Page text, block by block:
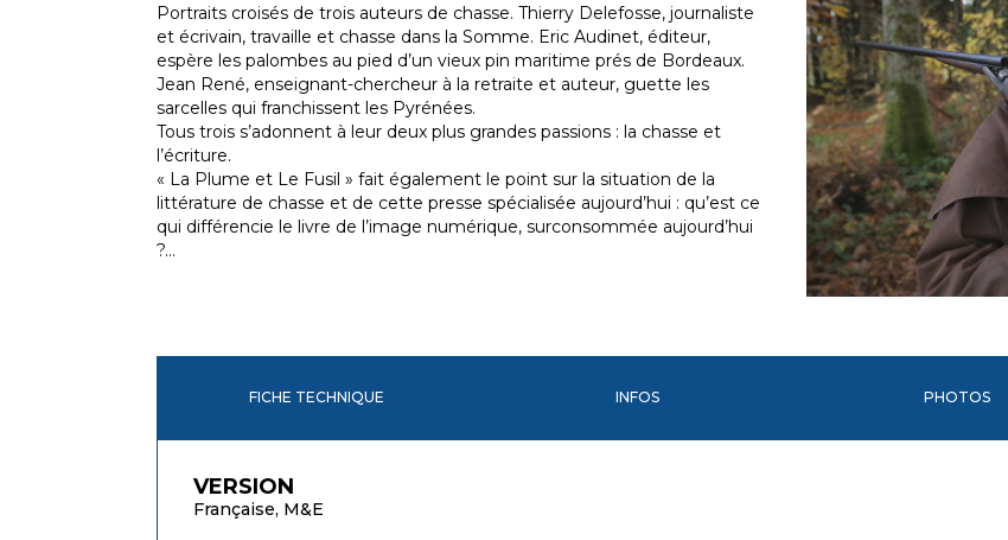
Portraits croisés de trois auteurs de chasse. Thierry Delefosse, journaliste
et écrivain, travaille et chasse dans la Somme. Eric Audinet, éditeur,
espère les palombes au pied d’un vieux pin maritime prés de Bordeaux.
Jean René, enseignant-chercheur à la retraite et auteur, guette les
sarcelles qui franchissent les Pyrénées.
Tous trois s’adonnent à leur deux plus grandes passions : la chasse et
l’écriture.
« La Plume et Le Fusil » fait également le point sur la situation de la
littérature de chasse et de cette presse spécialisée aujourd’hui : qu’est ce
qui différencie le livre de l’image numérique, surconsommée aujourd’hui
?...
FICHE TECHNIQUE INFOS PHOTOS
VERSION
Française, M&E